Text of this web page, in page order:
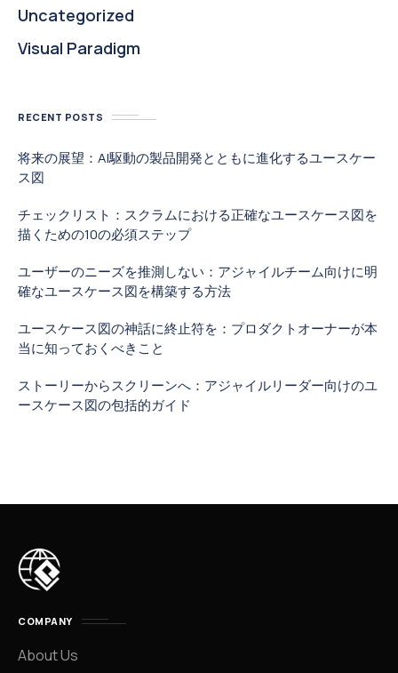
Uncategorized
Visual Paradigm
RECENT POSTS
将来の展望：AI駆動の製品開発とともに進化するユースケー
ス図
チェックリスト：スクラムにおける正確なユースケース図を
描くための10の必須ステップ
ユーザーのニーズを推測しない：アジャイルチーム向けに明
確なユースケース図を構築する方法
ユースケース図の神話に終止符を：プロダクトオーナーが本
当に知っておくべきこと
ストーリーからスクリーンへ：アジャイルリーダー向けのユ
ースケース図の包括的ガイド
COMPANY
About Us